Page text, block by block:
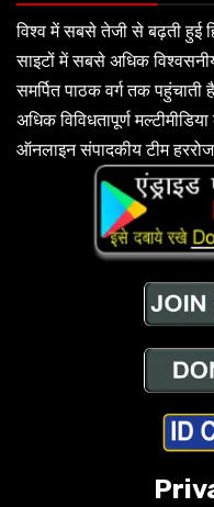
विश्व में सबसे तेजी से बढ़ती हुई
साइटों में सबसे अधिक
समर्पित पाठक वर्ग तक
अधिक विविधतापूर्ण
ऑनलाइन संपादकीय टीम